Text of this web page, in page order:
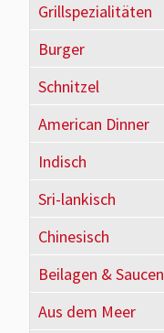
Grillspezialitäten
Burger
Schnitzel
American Dinner
Indisch
Sri-lankisch
Chinesisch
Beilagen & Saucen
Aus dem Meer